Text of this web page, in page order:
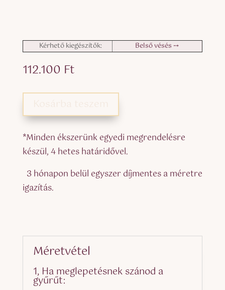
Kérhető kiegészítők: Belső vésés ⤍
112.100 Ft
*Minden ékszerünk egyedi megrendelésre
készül, 4 hetes határidővel.
3 hónapon belül egyszer díjmentes a méretre
igazítás.
Méretvétel
1, Ha meglepetésnek szánod a
gyűrűt: